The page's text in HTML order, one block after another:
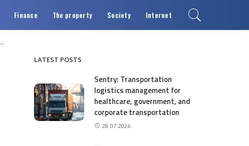
Finance The property Society Internet
LATEST POSTS
Sentry: Transportation
logistics management for
healthcare, government, and
corporate transportation
28.07.2026